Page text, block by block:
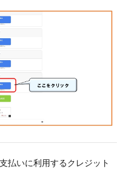
払いに利用するクレジット